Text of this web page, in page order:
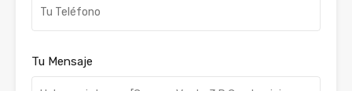
Tu Mensaje